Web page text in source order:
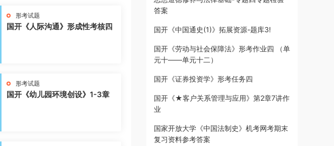
形考试题
国开《人际沟通》形成性考核四
形考试题
国开《幼儿园环境创设》1-3章
答案
国开《中国通史(1)》拓展资源-题库3!
国开《劳动与社会保障法》形考作业四 （单
元十——单元十二）
国开《证券投资学》形考任务四
国开《★客户关系管理与应用》第2章7讲作
业
国家开放大学《中国法制史》机考网考期末
复习资料参考答案